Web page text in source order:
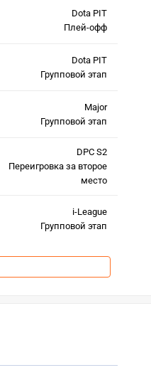
Dota PIT
Плей-офф
Dota PIT
Групповой этап
Major
Групповой этап
DPC S2
Переигровка за второе
место
i-League
Групповой этап